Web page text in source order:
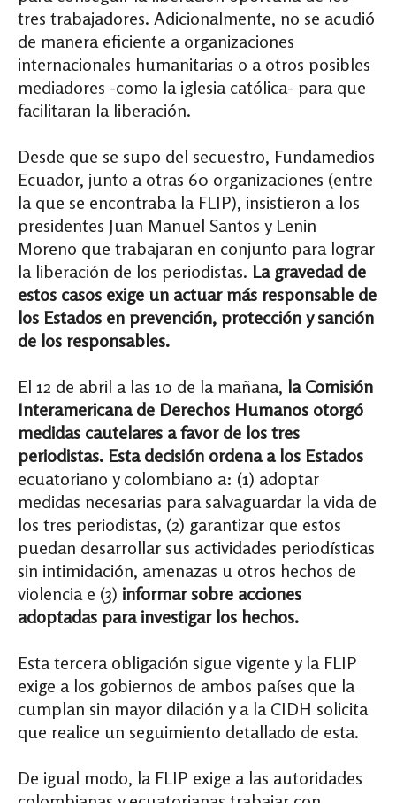
tres trabajadores. Adicionalmente, no se acudió
de manera eficiente a organizaciones
internacionales humanitarias o a otros posibles
mediadores -como la iglesia católica- para que
facilitaran la liberación.
Desde que se supo del secuestro, Fundamedios
Ecuador, junto a otras 60 organizaciones (entre
la que se encontraba la FLIP), insistieron a los
presidentes Juan Manuel Santos y Lenin
Moreno que trabajaran en conjunto para lograr
la liberación de los periodistas. La gravedad de
estos casos exige un actuar más responsable de
los Estados en prevención, protección y sanción
de los responsables.
El 12 de abril a las 10 de la mañana, la Comisión
Interamericana de Derechos Humanos otorgó
medidas cautelares a favor de los tres
periodistas. Esta decisión ordena a los Estados
ecuatoriano y colombiano a: (1) adoptar
medidas necesarias para salvaguardar la vida de
los tres periodistas, (2) garantizar que estos
puedan desarrollar sus actividades periodísticas
sin intimidación, amenazas u otros hechos de
violencia e (3) informar sobre acciones
adoptadas para investigar los hechos.
Esta tercera obligación sigue vigente y la FLIP
exige a los gobiernos de ambos países que la
cumplan sin mayor dilación y a la CIDH solicita
que realice un seguimiento detallado de esta.
De igual modo, la FLIP exige a las autoridades